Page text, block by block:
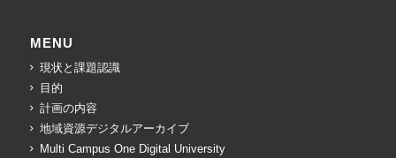
MENU
現状と課題認識
目的
計画の内容
地域資源デジタルアーカイブ
Multi Campus One Digital University